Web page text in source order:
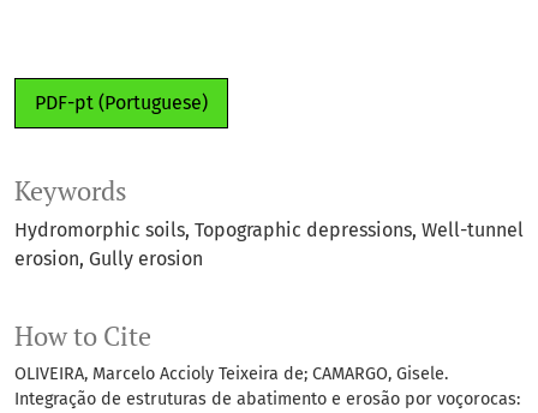
PDF-pt (Portuguese)
Keywords
Hydromorphic soils Topographic depressions Well-tunnel
erosion Gully erosion
How to Cite
OLIVEIRA, Marcelo Accioly Teixeira de; CAMARGO, Gisele.
Integração de estruturas de abatimento e erosão por voçorocas: